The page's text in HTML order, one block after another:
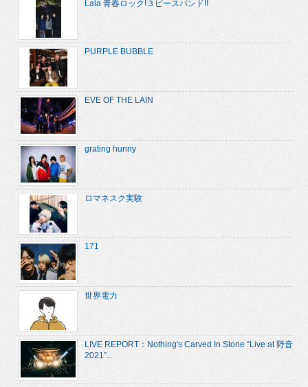
Lala 青春ロック!３ピースバンド!!
PURPLE BUBBLE
EVE OF THE LAIN
grating hunny
ロマネスク実験
171
世界電力
LIVE REPORT：Nothing's Carved In Stone “Live at 野音
2021”...